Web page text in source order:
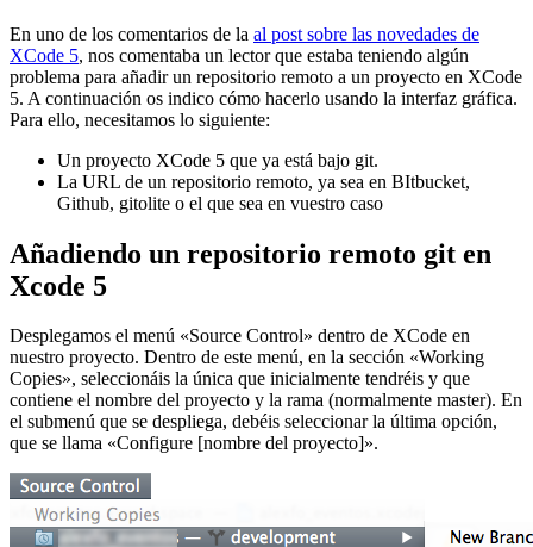
En uno de los comentarios de la al post sobre las novedades de
XCode 5, nos comentaba un lector que estaba teniendo algún
problema para añadir un repositorio remoto a un proyecto en XCode
5. A continuación os indico cómo hacerlo usando la interfaz gráfica.
Para ello, necesitamos lo siguiente:
Un proyecto XCode 5 que ya está bajo git.
La URL de un repositorio remoto, ya sea en BItbucket,
Github, gitolite o el que sea en vuestro caso
Añadiendo un repositorio remoto git en
Xcode 5
Desplegamos el menú «Source Control» dentro de XCode en
nuestro proyecto. Dentro de este menú, en la sección «Working
Copies», seleccionáis la única que inicialmente tendréis y que
contiene el nombre del proyecto y la rama (normalmente master). En
el submenú que se despliega, debéis seleccionar la última opción,
que se llama «Configure [nombre del proyecto]».